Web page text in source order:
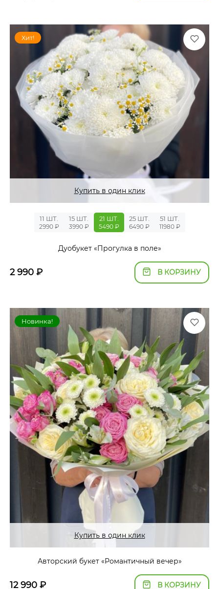
Хит!
Купить в один клик
11 ШТ.
2990 ₽
15 ШТ.
3990 ₽
21 ШТ.
5490 ₽
25 ШТ.
6490 ₽
51 ШТ.
11980 ₽
Дуобукет «Прогулка в поле»
2 990 ₽ В КОРЗИНУ
Новинка!
Купить в один клик
Авторский букет «Романтичный вечер»
12 990 ₽ В КОРЗИНУ